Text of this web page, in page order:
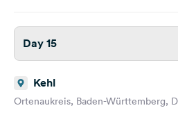
Day 15
Kehl
Ortenaukreis, Baden-Württemberg,